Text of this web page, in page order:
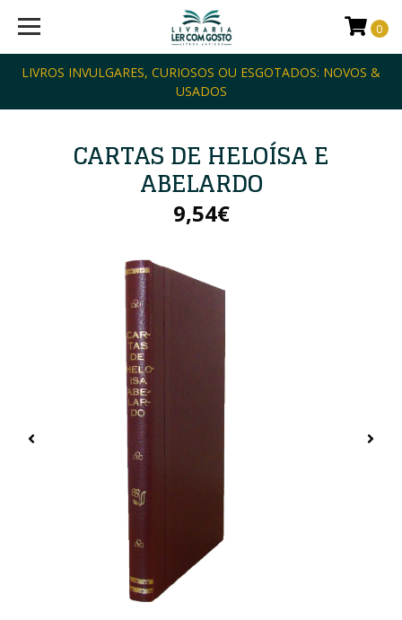
LIVROS INVULGARES, CURIOSOS OU ESGOTADOS: NOVOS &
USADOS
0
CARTAS DE HELOÍSA E
ABELARDO
9,54€